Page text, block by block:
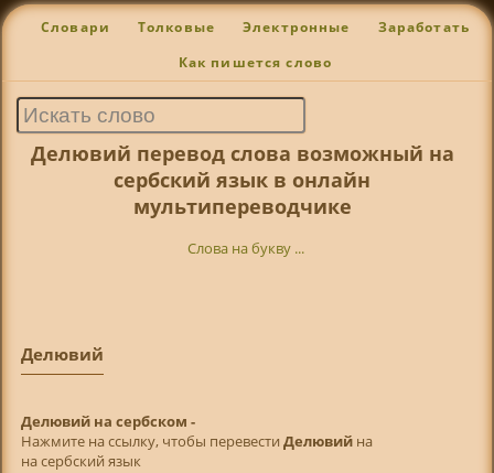
Словари Толковые Электронные Заработать
Как пишется слово
Делювий перевод слова возможный на
сербский язык в онлайн
мультипереводчике
Слова на букву ...
Делювий
Делювий на сербском -
Нажмите на ссылку, чтобы перевести Делювийна
на сербский язык